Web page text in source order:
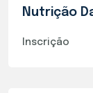
Nutrição
Inscrição